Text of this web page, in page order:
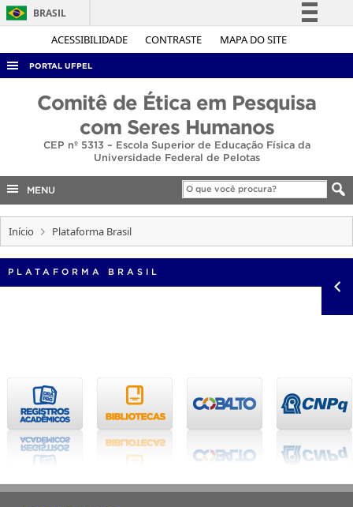
ACESSIBILIDADE CONTRASTE MAPA DO SITE
BRASIL
Simplifique!
Acesso à informação
Legislação
Canais
PORTAL UFPEL
ACESSO À INFORMAÇÃO
COBALTO
INTERNACIONAL
Comitê de Ética em Pesquisa
com Seres Humanos
CEP nº 5313 – Escola Superior de Educação Física da
Universidade Federal de Pelotas
MENU
Início Plataforma Brasil
PLATAFORMA BRASIL